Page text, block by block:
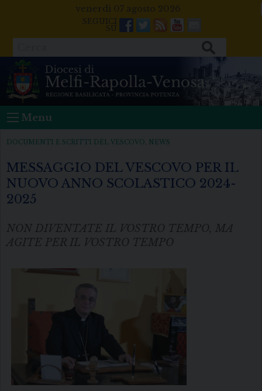
venerdì 07 agosto 2026
Facebook
Twitter
FeedsYoutube
Mail
Menu
DOCUMENTI E SCRITTI DEL VESCOVO NEWS
MESSAGGIO DEL VESCOVO PER IL
NUOVO ANNO SCOLASTICO 2024-
2025
NON DIVENTATE IL VOSTRO TEMPO, MA
AGITE PER IL VOSTRO TEMPO